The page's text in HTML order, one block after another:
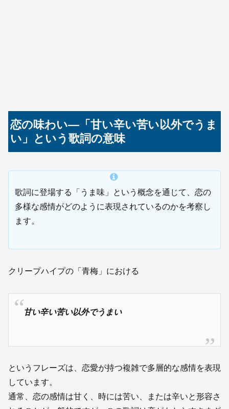
恋の味わい—「甘い辛い苦い以外でうま
い」という歌詞の意味
歌詞に登場する「うま味」という概念を通じて、恋の
多様な感情がどのように表現されているのかを考察し
ます。
クリープハイプの「青梅」における
甘い辛い苦い以外でうまい
というフレーズは、恋愛が持つ複雑で多層的な感情を表現
しています。
通常、恋の感情は甘く、時には苦い、または辛いと形容さ